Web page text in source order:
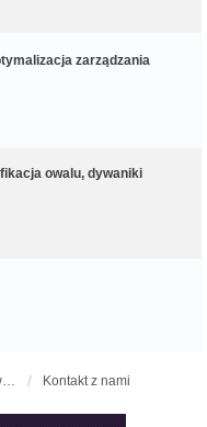
zarządzania
owalu, dywaniki
Kontakt z nami